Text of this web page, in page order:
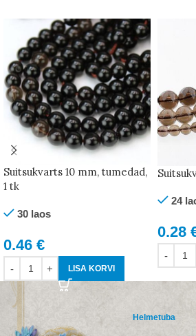
Suitsukvarts 10 mm, tumedad,
1 tk
30 laos
0.46 €
LISA KORVI
24
0.28
Helmetuba